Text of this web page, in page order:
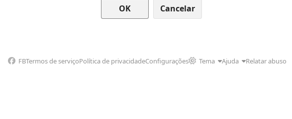
Cancelar
FBTermos de serviçoPolítica de privacidadeConfigurações Tema Ajuda Relatar abuso